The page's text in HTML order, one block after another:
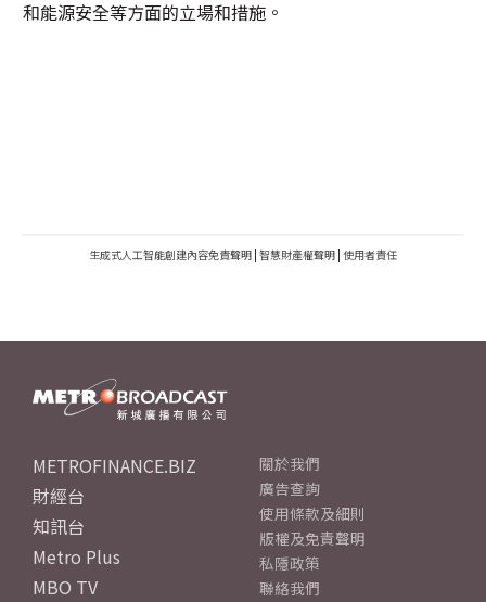
和能源安全等方面的立場和措施。
生成式人工智能創建內容免責聲明 | 智慧財產權聲明 | 使用者責任
METROFINANCE.BIZ
財經台
知訊台
Metro Plus
MBO TV
關於我們
廣告查詢
使用條款及細則
版權及免責聲明
私隱政策
聯絡我們